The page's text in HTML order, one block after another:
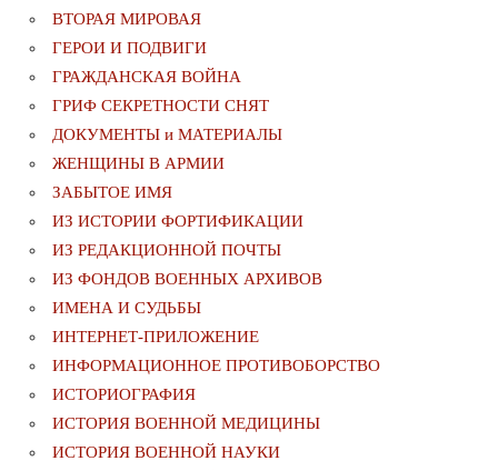
ВТОРАЯ МИРОВАЯ
ГЕРОИ И ПОДВИГИ
ГРАЖДАНСКАЯ ВОЙНА
ГРИФ СЕКРЕТНОСТИ СНЯТ
ДОКУМЕНТЫ и МАТЕРИАЛЫ
ЖЕНЩИНЫ В АРМИИ
ЗАБЫТОЕ ИМЯ
ИЗ ИСТОРИИ ФОРТИФИКАЦИИ
ИЗ РЕДАКЦИОННОЙ ПОЧТЫ
ИЗ ФОНДОВ ВОЕННЫХ АРХИВОВ
ИМЕНА И СУДЬБЫ
ИНТЕРНЕТ-ПРИЛОЖЕНИЕ
ИНФОРМАЦИОННОЕ ПРОТИВОБОРСТВО
ИСТОРИОГРАФИЯ
ИСТОРИЯ ВОЕННОЙ МЕДИЦИНЫ
ИСТОРИЯ ВОЕННОЙ НАУКИ